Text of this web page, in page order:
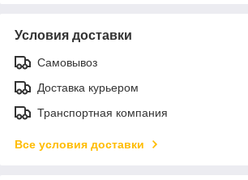
Условия доставки
Самовывоз
Доставка курьером
Транспортная компания
Все условия доставки